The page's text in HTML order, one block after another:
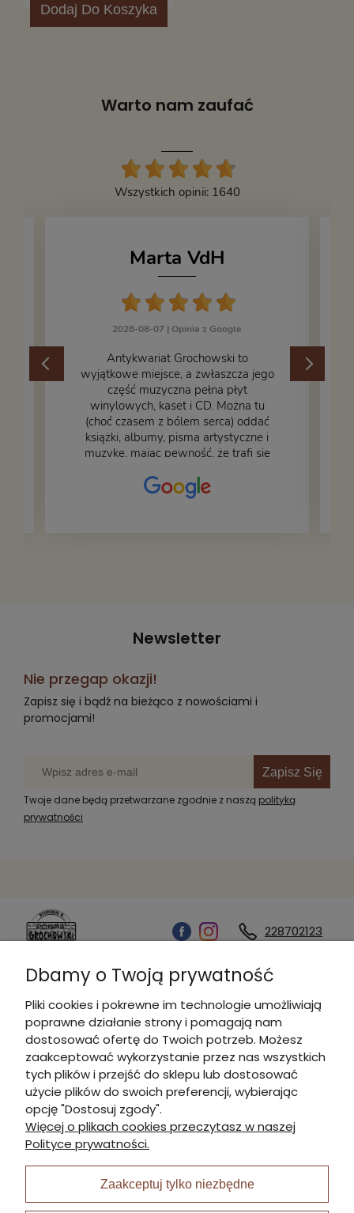
Dodaj Do Koszyka
Warto nam zaufać
Wszystkich opinii: 1640
Marta VdH
2026-08-07 | Opinia z Google
​Antykwariat Grochowski to
wyjątkowe miejsce, a zwłaszcza jego
część muzyczna pełna płyt
winylowych, kaset i CD. Można tu
(choć czasem z bólem serca) oddać
książki, albumy, pisma artystyczne i
muzykę, mając pewność, że trafi się
– nasze książki w trakcie
przepakowywania. Część oddaliśmy
Newsletter
Nie przegap okazji!
Zapisz się i bądź na bieżąco z nowościami i
promocjami!
Zapisz Się
Twoje dane będą przetwarzane zgodnie z naszą polityką
prywatności
228702123
Kontakt
Informacje
Płatności i dostawa
Moje konto
I Nagroda w plabiscycie:
Dbamy o Twoją prywatność
Pliki cookies i pokrewne im technologie umożliwiają
poprawne działanie strony i pomagają nam
dostosować ofertę do Twoich potrzeb. Możesz
zaakceptować wykorzystanie przez nas wszystkich
tych plików i przejść do sklepu lub dostosować
użycie plików do swoich preferencji, wybierając
opcję "Dostosuj zgody".
Więcej o plikach cookies przeczytasz w naszej
Polityce prywatności.
Zaakceptuj tylko niezbędne